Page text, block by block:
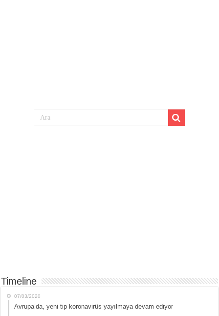
Timeline
07/03/2020
Avrupa’da, yeni tip koronavirüs yayılmaya devam ediyor